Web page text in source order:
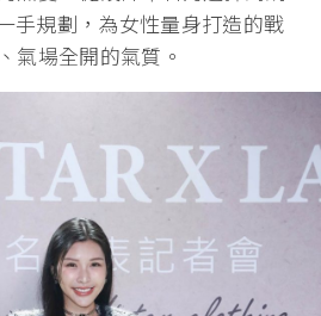
手規劃，為女性量身打造的戰
氣場全開的氣質。